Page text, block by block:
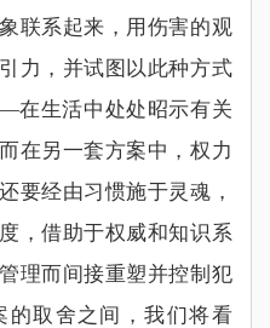
联系起来，用伤害的观
力，并试图以此种方式
在生活中处处昭示有关
在另一套方案中，权力
要经由习惯施于灵魂，
，借助于权威和知识系
理而间接重塑并控制犯
的取舍之间，我们将看